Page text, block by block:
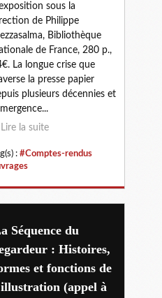
sous la
de Philippe
Bibliothèque
de France, 280 p.,
La longue crise que
la presse papier
plusieurs décennies et
Lire la suite
: #Comptes-rendus
Séquence du
: Histoires,
et fonctions de
(appel à